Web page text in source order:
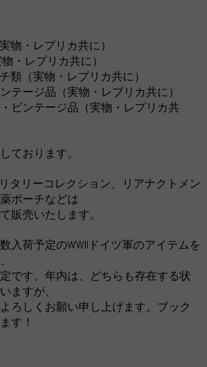
物・レプリカ共に）
・レプリカ共に）
類（実物・レプリカ共に）
テージ品（実物・レプリカ共に）
ビンテージ品（実物・レプリカ共
ております。
タリーコレクション、リアナクトメン
ポーチなどは
販売いたします。
入荷予定のWWIIドイツ軍のアイテムを
です。年内は、どちらも存在する状
ますが、
ろしくお願い申し上げます。ブック
す！